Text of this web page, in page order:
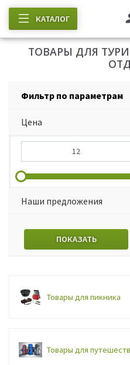
КАТАЛОГ
ТОВАРЫ ДЛЯ
Фильтр по параметрам
Цена
Наши предложения
ПОКАЗАТЬ
Товары для пикника
Товары для